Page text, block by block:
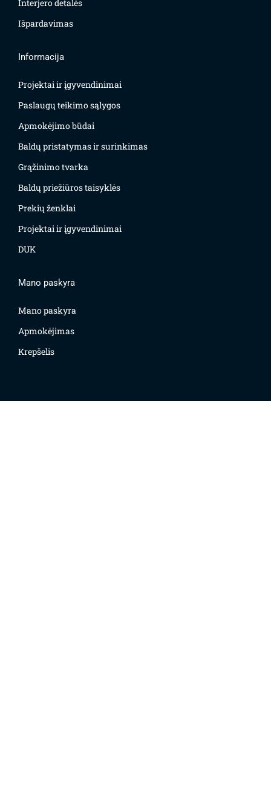
Interjero detalės
Išpardavimas
Informacija
Projektai ir įgyvendinimai
Paslaugų teikimo sąlygos
Apmokėjimo būdai
Baldų pristatymas ir surinkimas
Grąžinimo tvarka
Baldų priežiūros taisyklės
Prekių ženklai
Projektai ir įgyvendinimai
DUK
Mano paskyra
Mano paskyra
Apmokėjimas
Krepšelis